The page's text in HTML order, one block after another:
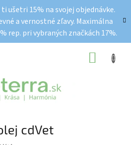
ušetri 15% na svojej objednávke.
a vernostné zľavy. Maximálna
rep. pri vybraných značkách 17%.
cdVet